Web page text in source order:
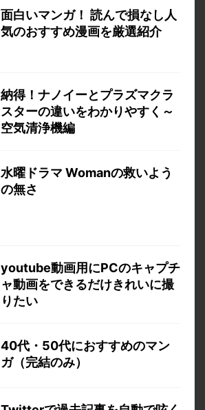
面白いマンガ！ 読んで損なし人
気のおすすめ漫画を厳選紹介
納得！ナノイーとプラズマクラ
スターの違いをわかりやすく～
空気清浄機編
水曜ドラマ Womanの救いよう
の無さ
youtube動画用にPCのキャプチ
ャ動画をできるだけきれいに撮
りたい
40代・50代におすすめのマン
ガ（完結のみ）